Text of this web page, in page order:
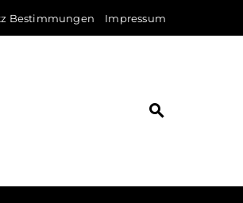
Bestimmungen Impressum